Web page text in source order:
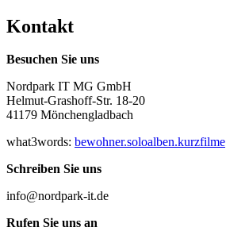
Kontakt
Besuchen Sie uns
Nordpark IT MG GmbH
Helmut-Grashoff-Str. 18-20
41179 Mönchengladbach
what3words: bewohner.soloalben.kurzfilme
Schreiben Sie uns
info@nordpark-it.de
Rufen Sie uns an